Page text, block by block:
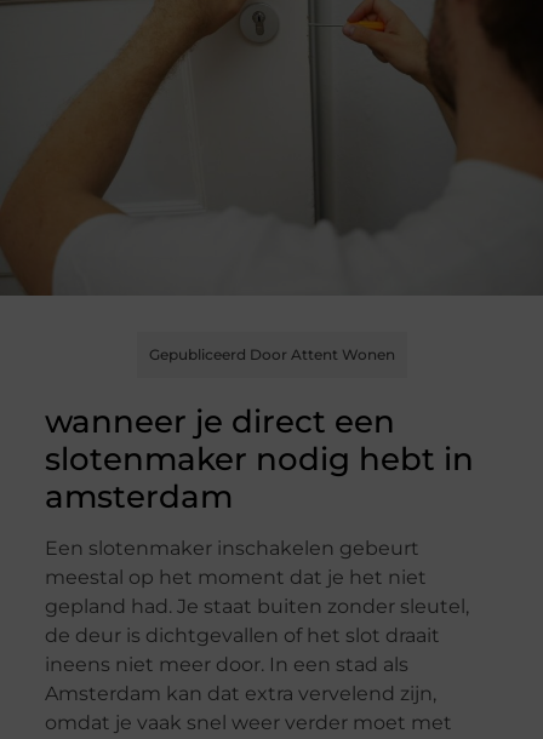
Gepubliceerd Door Attent Wonen
wanneer je direct een
slotenmaker nodig hebt in
amsterdam
Een slotenmaker inschakelen gebeurt
meestal op het moment dat je het niet
gepland had. Je staat buiten zonder sleutel,
de deur is dichtgevallen of het slot draait
ineens niet meer door. In een stad als
Amsterdam kan dat extra vervelend zijn,
omdat je vaak snel weer verder moet met